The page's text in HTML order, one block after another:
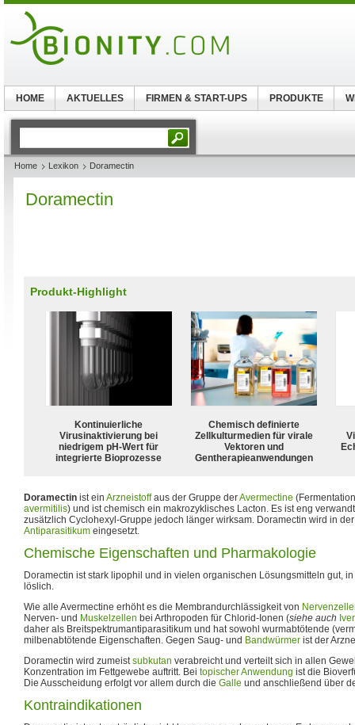
Home Lexikon Doramectin
Doramectin
Produkt-Highlight
Kontinuierliche
Virusinaktivierung bei
niedrigem pH-Wert für
integrierte Bioprozesse
Chemisch definierte
Zellkulturmedien für virale
Vektoren und
Gentherapieanwendungen
Doramectin ist ein Arzneistoffaus der Gruppe derAvermectine
avermitilis) und ist chemisch ein makrozyklisches Lacton. Es ist eng
zusätzlich Cyclohexyl-Gruppe jedoch länger wirksam. Doramectin wird in
Antiparasitikum eingesetzt.
Chemische Eigenschaften und Pharmakologie
Doramectin ist stark lipophil und in vielen organischen Lösungsmitteln gut,
löslich.
Wie alle Avermectine erhöht es die Membrandurchlässigkeit von
Nerven- und Muskelzellen bei Arthropoden für Chlorid-Ionen (siehe auch
daher als Breitspektrumantiparasitikum und hat sowohl wurmabtötende
milbenabtötende Eigenschaften. Gegen Saug- und Bandwürmer ist der
Doramectin wird zumeistsubkutan verabreicht und verteilt sich in allen
Konzentration im Fettgewebe auftritt. Bei topischer Anwendung ist die
Die Ausscheidung erfolgt vor allem durch die Galle und anschließend über
Kontraindikationen
HOME AKTUELLES FIRMEN & START-UPS PRODUKTE